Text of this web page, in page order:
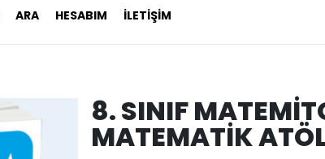
ARA HESABIM İLETIŞIM
8. SINIF
MATEMATIK